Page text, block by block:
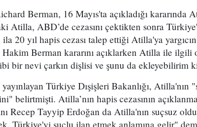
Berman, 16 Mayıs'ta açıkladığı kararında
Atilla, ABD’de cezasını çektikten sonra
ila 20 yıl hapis cezası talep ettiği Atilla'ya
Berman kararını açıklarken Atilla ile
bir nevi çarkın dişlisi ve şunu da ekleyebilirim
yayınlayan Türkiye Dışişleri Bakanlığı, Atilla'nın
belirtmişti. Atilla’nın hapis cezasının
Recep Tayyip Erdoğan da Atilla'nın suçsuz
Türkiye'yi suçlu ilan etmek anlamına gelir"